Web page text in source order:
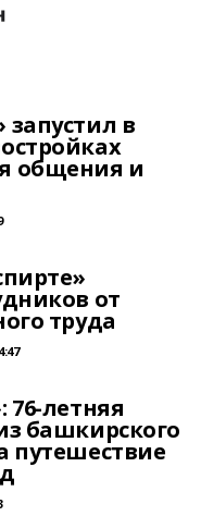
в
общения и
от
труда
76-летняя
башкирского
путешествие